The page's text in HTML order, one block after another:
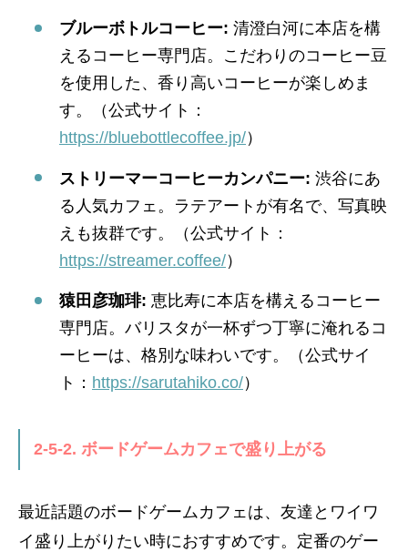
ブルーボトルコーヒー: 清澄白河に本店を構
えるコーヒー専門店。こだわりのコーヒー豆
を使用した、香り高いコーヒーが楽しめま
す。（公式サイト：
https://bluebottlecoffee.jp/）
ストリーマーコーヒーカンパニー: 渋谷にあ
る人気カフェ。ラテアートが有名で、写真映
えも抜群です。（公式サイト：
https://streamer.coffee/）
猿田彦珈琲: 恵比寿に本店を構えるコーヒー
専門店。バリスタが一杯ずつ丁寧に淹れるコ
ーヒーは、格別な味わいです。（公式サイ
ト： https://sarutahiko.co/）
2-5-2. ボードゲームカフェで盛り上がる
最近話題のボードゲームカフェは、友達とワイワ
イ盛り上がりたい時におすすめです。定番のゲー